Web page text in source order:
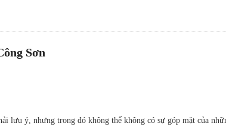
Sơn
lưu ý, nhưng trong đó không thể không có sự góp mặt của